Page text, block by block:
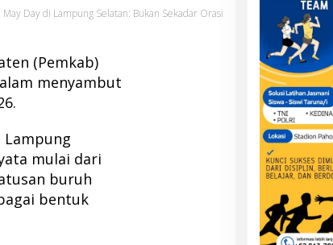
May Day di Lampung Selatan: Bukan Sekadar Orasi
(Pemkab)
menyambut
Lampung
mulai dari
buruh
bentuk